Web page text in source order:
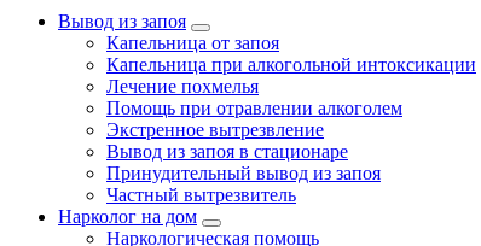
Вывод из запоя
Капельница от запоя
Капельница при алкогольной интоксикации
Лечение похмелья
Помощь при отравлении алкоголем
Экстренное вытрезвление
Вывод из запоя в стационаре
Принудительный вывод из запоя
Частный вытрезвитель
Нарколог на дом
Наркологическая помощь